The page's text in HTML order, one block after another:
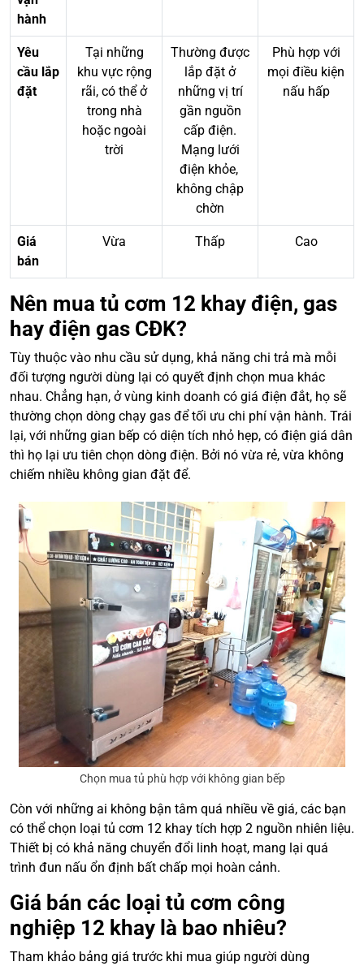
hành
Yêu
cầu lắp
đặt
Tại những
khu vực rộng
rãi, có thể ở
trong nhà
hoặc ngoài
trời
Thường được
lắp đặt ở
những vị trí
gần nguồn
cấp điện.
Mạng lưới
điện khỏe,
không chập
chờn
Phù hợp với
mọi điều kiện
nấu hấp
Giá
bán
Vừa Thấp Cao
Nên mua tủ cơm 12 khay điện, gas
hay điện gas CĐK?
Tùy thuộc vào nhu cầu sử dụng, khả năng chi trả mà mỗi
đối tượng người dùng lại có quyết định chọn mua khác
nhau. Chẳng hạn, ở vùng kinh doanh có giá điện đắt, họ sẽ
thường chọn dòng chạy gas để tối ưu chi phí vận hành. Trái
lại, với những gian bếp có diện tích nhỏ hẹp, có điện giá dân
thì họ lại ưu tiên chọn dòng điện. Bởi nó vừa rẻ, vừa không
chiếm nhiều không gian đặt để.
Chọn mua tủ phù hợp với không gian bếp
Còn với những ai không bận tâm quá nhiều về giá, các bạn
có thể chọn loại tủ cơm 12 khay tích hợp 2 nguồn nhiên liệu.
Thiết bị có khả năng chuyển đổi linh hoạt, mang lại quá
trình đun nấu ổn định bất chấp mọi hoàn cảnh.
Giá bán các loại tủ cơm công
nghiệp 12 khay là bao nhiêu?
Tham khảo bảng giá trước khi mua giúp người dùng